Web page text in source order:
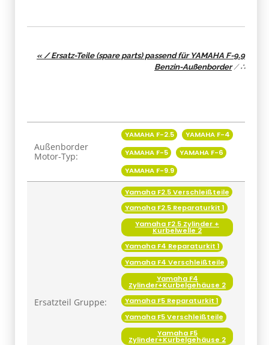
« / Ersatz-Teile (spare parts) passend für YAMAHA F-9.9
Benzin-Außenborder/∴
Produkteigenschaft
Außenborder
Motor-Typ:
YAMAHA F-2.5
YAMAHA F-4
YAMAHA F-5
YAMAHA F-6
YAMAHA F-9.9
Ersatzteil Gruppe:
Yamaha F2.5 Verschleißteile
Yamaha F2.5 Reparaturkit 1
Yamaha F2.5 Zylinder +
Kurbelwelle 2
Yamaha F4 Reparaturkit 1
Yamaha F4 Verschleißteile
Yamaha F4
Zylinder+Kurbelgehäuse 2
Yamaha F5 Reparaturkit 1
Yamaha F5 Verschleißteile
Yamaha F5
Zylinder+Kurbelgehäuse 2